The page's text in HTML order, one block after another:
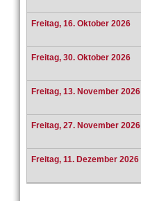
Freitag, 16. Oktober 2026
Freitag, 30. Oktober 2026
Freitag, 13. November 2026
Freitag, 27. November 2026
Freitag, 11. Dezember 2026